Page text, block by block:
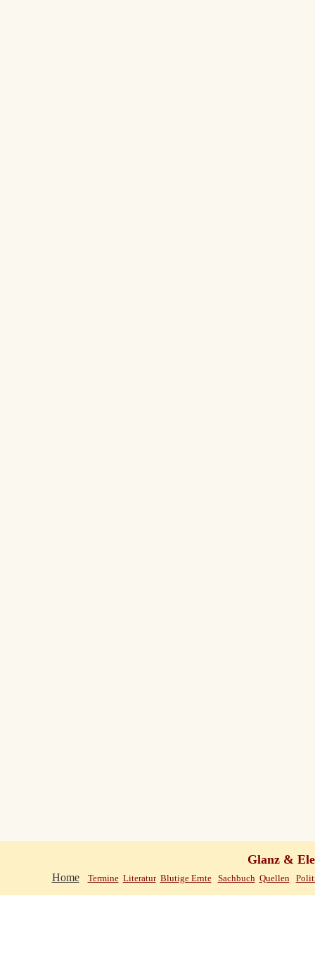
Glanz &
Home Termine Literatur Blutige Ernte Sachbuch Quellen